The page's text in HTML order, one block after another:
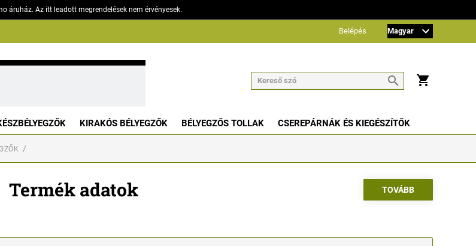
áruház. Az itt leadott megrendelések nem érvényesek.
Belépés
KIRAKÓS BÉLYEGZŐK BÉLYEGZŐS TOLLAK CSEREPÁRNÁK ÉS KIEGÉSZÍTŐK
Termék adatok